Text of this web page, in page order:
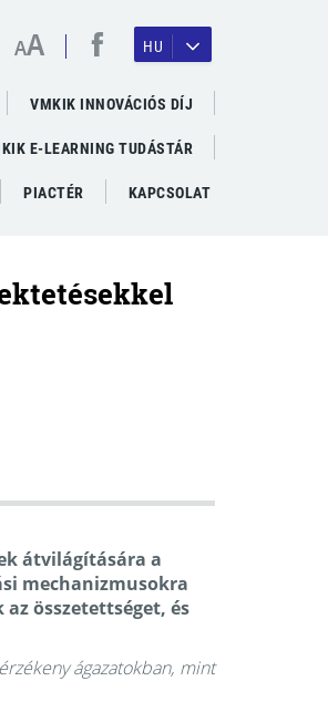
AA HU
VMKIK INNOVÁCIÓS DÍJ
E-LEARNING TUDÁSTÁR
PIACTÉR KAPCSOLAT
átvilágítására a
mechanizmusokra
összetettséget, és
ágazatokban, mint